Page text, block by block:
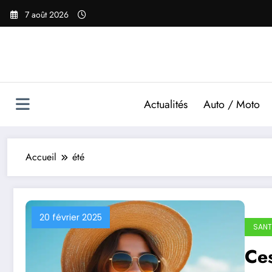
Aller
7 août 2026
Actualités Auto / Moto
Accueil été
20 février 2025